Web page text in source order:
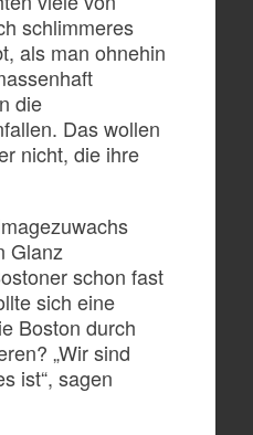
schlimmeres
als man ohnehin
die
Das wollen
nicht, die ihre
Glanz
schon fast
sich eine
Boston durch
„Wir sind
ist“, sagen